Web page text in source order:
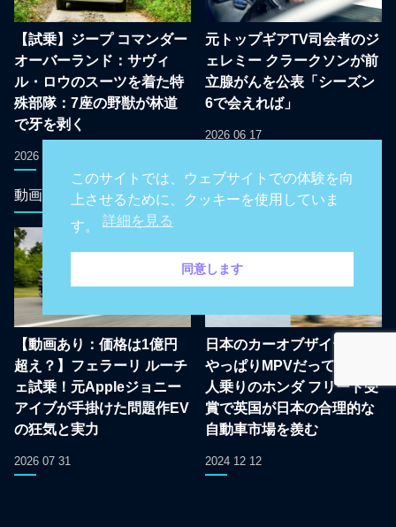
【試乗】ジープ コマンダー
オーバーランド：サヴィ
ル・ロウのスーツを着た特
殊部隊：7座の野獣が林道
で牙を剥く
2026 08 09
元トップギアTV司会者のジ
ェレミー クラークソンが前
立腺がんを公表「シーズン
6で会えれば」
2026 06 17
動画
【動画あり：価格は1億円
超え？】フェラーリ ルーチ
ェ試乗！元Appleジョニー
アイブが手掛けた問題作EV
の狂気と実力
2026 07 31
トップギア日本ガイド
日本のカーオブザイヤーは
やっぱりMPVだって！5/6/7
人乗りのホンダ フリード受
賞で英国が日本の合理的な
自動車市場を羨む
2024 12 12
このサイトでは、ウェブサイトでの体験を向
上させるために、クッキーを使用していま
す。 詳細を見る
同意します